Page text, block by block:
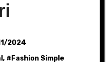
2024
, # Fashion Simple